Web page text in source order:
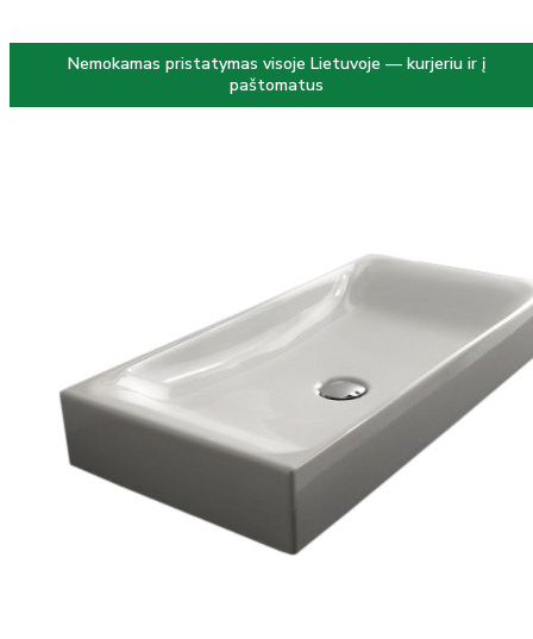
Nemokamas pristatymas visoje Lietuvoje — kurjeriu ir į
paštomatus